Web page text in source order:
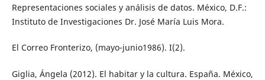
Representaciones sociales y análisis de datos. México, D.F.:
Instituto de Investigaciones Dr. José María Luis Mora.
El Correo Fronterizo, (mayo-junio1986). I(2).
Giglia, Ángela (2012). El habitar y la cultura. España. México,